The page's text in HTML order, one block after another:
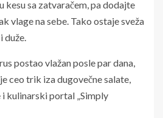
kesu sa zatvaračem, pa dodajte
vlage na sebe. Tako ostaje sveža
duže.
postao vlažan posle par dana,
ceo trik iza dugovečne salate,
kulinarski portal „Simply